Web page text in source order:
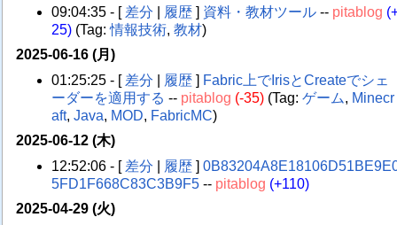
09:04:35 - [ 差分 履歴 ] 資料・教材ツール -- pitablog
25) (Tag:情報技術,教材)
2025-06-16 (月)
01:25:25 - [ 差分 履歴 ] Fabric上でIrisとCreateでシェ
ーダーを適用する -- pitablog (-35) (Tag:ゲーム, Minecr
aft,Java, MOD, FabricMC)
2025-06-12 (木)
12:52:06 - [ 差分 履歴 ]
5FD1F668C83C3B9F5 -- pitablog (+110)
2025-04-29 (火)